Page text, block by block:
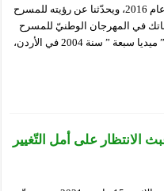
المخرج المسرحيّ شوقي بوزيد إلى تتويجه عام 2016، ويحدّثنا عن رؤيته للمسرح
في المهرجان الوطنيّ للمسرح
المحترف أول تتويج في مساري، كان بعرض ” ميديا سبعة ” سنة 2004 في الأردن،
على أمل التّغيير